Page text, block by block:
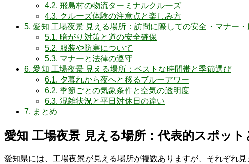
4.2. 飛島村の物流ターミナルクルーズ
4.3. クルーズ体験の注意点と楽しみ方
5. 愛知 工場夜景 見える場所：訪問に際しての安全・マナー・
5.1. 暗がり対策と道の安全確保
5.2. 服装や防寒について
5.3. マナーと法律の遵守
6. 愛知 工場夜景 見える場所：ベストな時間帯と季節選び
6.1. 夕暮れから夜へと移るブルーアワー
6.2. 季節ごとの気象条件と空気の透明度
6.3. 混雑状況と平日対休日の違い
7. まとめ
愛知 工場夜景 見える場所：代表的スポット
愛知県には、工場夜景が見える場所が複数ありますが、それぞれ